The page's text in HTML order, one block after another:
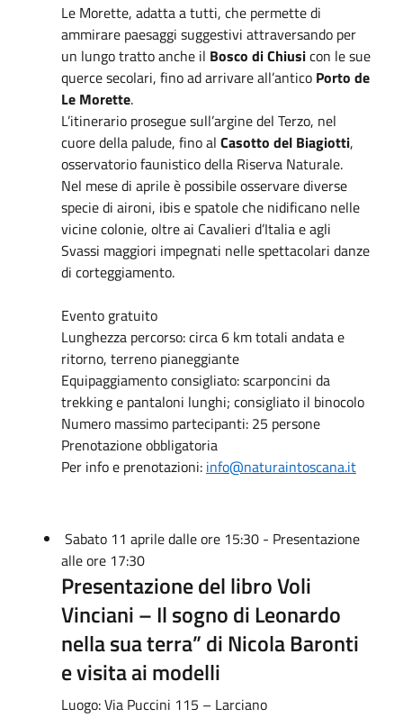
Le Morette, adatta a tutti, che permette di
ammirare paesaggi suggestivi attraversando per
un lungo tratto anche il Bosco di Chiusicon le sue
querce secolari, fino ad arrivare all’antico Porto de
Le Morette.
L’itinerario prosegue sull’argine del Terzo, nel
cuore della palude, fino al Casotto del Biagiotti,
osservatorio faunistico della Riserva Naturale.
Nel mese di aprile è possibile osservare diverse
specie di aironi, ibis e spatole che nidificano nelle
vicine colonie, oltre ai Cavalieri d’Italia e agli
Svassi maggiori impegnati nelle spettacolari danze
di corteggiamento.
Evento gratuito
Lunghezza percorso: circa 6 km totali andata e
ritorno, terreno pianeggiante
Equipaggiamento consigliato: scarponcini da
trekking e pantaloni lunghi; consigliato il binocolo
Numero massimo partecipanti: 25 persone
Prenotazione obbligatoria
Per info e prenotazioni: info@naturaintoscana.it
Sabato 11 aprile dalle ore 15:30 - Presentazione
alle ore 17:30
Presentazione del libro Voli
Vinciani – Il sogno di Leonardo
nella sua terra” di Nicola Baronti
e visita ai modelli
Luogo: Via Puccini 115 – Larciano